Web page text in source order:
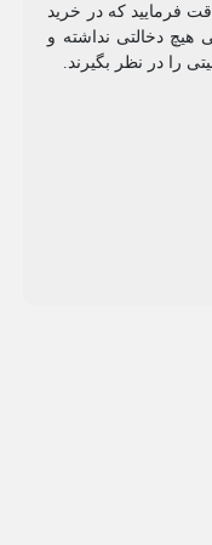
فرمایید که در خرید
دخالتی نداشته و
را در نظر بگیرند.